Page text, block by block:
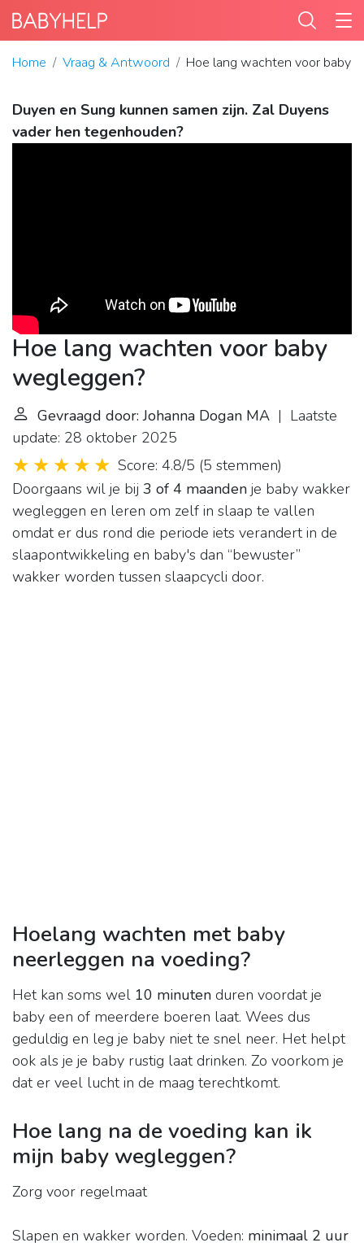
Home Vraag & Antwoord Hoe lang wachten voor baby
Duyen en Sung kunnen samen zijn. Zal Duyens
vader hen tegenhouden?
Hoe lang wachten voor baby
wegleggen?
Gevraagd door: Johanna Dogan MA | Laatste
update: 28 oktober 2025
Score: 4.8/5 (5 stemmen)
Doorgaans wil je bij 3 of 4 maanden je baby wakker
wegleggen en leren om zelf in slaap te vallen
omdat er dus rond die periode iets verandert in de
slaapontwikkeling en baby's dan “bewuster”
wakker worden tussen slaapcycli door.
Hoelang wachten met baby
neerleggen na voeding?
Het kan soms wel 10 minuten duren voordat je
baby een of meerdere boeren laat. Wees dus
geduldig en leg je baby niet te snel neer. Het helpt
ook als je je baby rustig laat drinken. Zo voorkom je
dat er veel lucht in de maag terechtkomt.
Hoe lang na de voeding kan ik
mijn baby wegleggen?
Zorg voor regelmaat
Slapen en wakker worden. Voeden: minimaal 2 uur